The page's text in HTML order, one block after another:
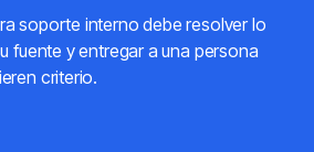
soporte interno debe resolver lo
fuente y entregar a una persona
criterio.